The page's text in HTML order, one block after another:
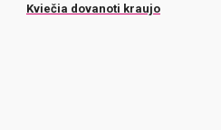
Kviečia dovanoti kraujo